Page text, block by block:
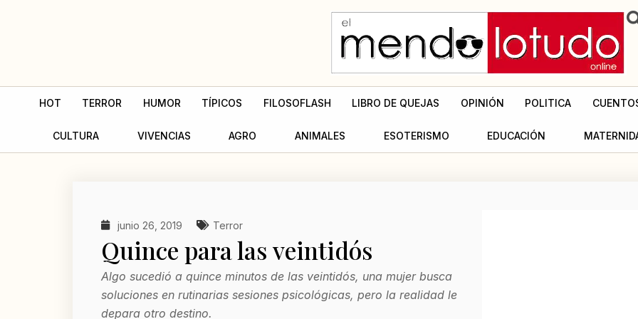
HOT TERROR HUMOR TÍPICOS FILOSOFLASH LIBRO DE QUEJAS OPINIÓN POLITICA
CULTURA VIVENCIAS AGRO ANIMALES ESOTERISMO EDUCACIÓN
junio 26, 2019 Terror
Quince para las veintidós
Algo sucedió a quince minutos de las veintidós, una mujer busca
soluciones en rutinarias sesiones psicológicas, pero la realidad le
depara otro destino.